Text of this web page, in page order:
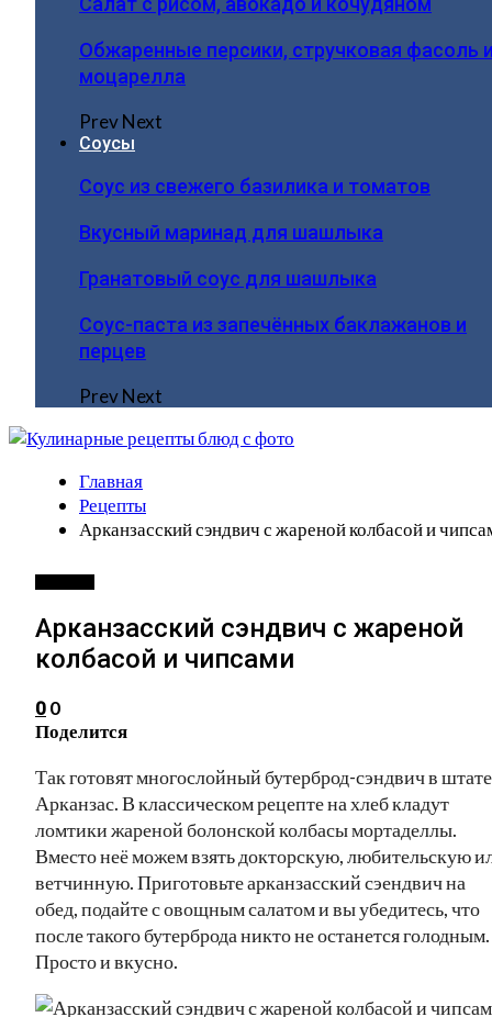
Обжаренные персики, стручковая фасоль
моцарелла
PrevNext
Соусы
Соус из свежего базилика и томатов
Вкусный маринад для шашлыка
Гранатовый соус для шашлыка
Соус-паста из запечённых баклажанов и
перцев
PrevNext
Главная
Рецепты
Арканзасский сэндвич с жареной колбасой и
Арканзасский сэндвич с жареной
колбасой и чипсами
0 0
Поделится
Так готовят многослойный бутерброд-сэндвич в штате
Арканзас. В классическом рецепте на хлеб кладут
ломтики жареной болонской колбасы мортаделлы.
Вместо неё можем взять докторскую, любительскую
ветчинную. Приготовьте арканзасский сэендвич на
обед, подайте с овощным салатом и вы убедитесь, что
после такого бутерброда никто не останется голодным.
Просто и вкусно.